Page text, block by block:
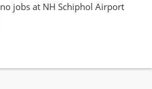
jobs at NH Schiphol Airport